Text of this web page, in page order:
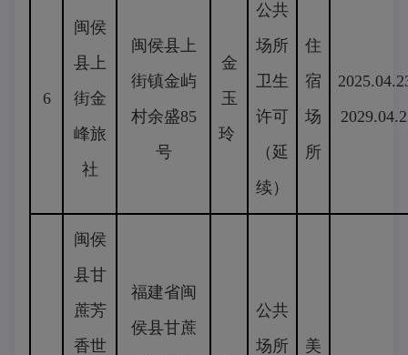
6
闽侯
县上
街金
峰旅
社
闽侯县上
街镇金屿
村余盛85
号
金
玉
玲
公共
场所
卫生
许可
（延
续）
住
宿
场
所
闽侯
县甘
蔗芳
香世
福建省闽
侯县甘蔗
公共
场所
美